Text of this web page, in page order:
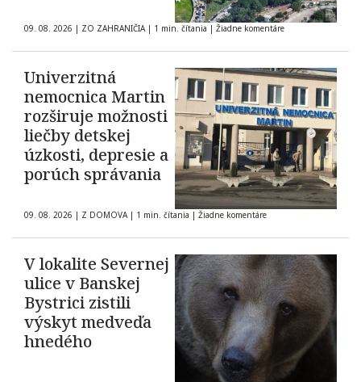
09. 08. 2026 | ZO ZAHRANIČIA | 1 min. čítania | Žiadne komentáre
Univerzitná
nemocnica Martin
rozširuje možnosti
liečby detskej
úzkosti, depresie a
porúch správania
09. 08. 2026 | Z DOMOVA | 1 min. čítania | Žiadne komentáre
V lokalite Severnej
ulice v Banskej
Bystrici zistili
výskyt medveďa
hnedého